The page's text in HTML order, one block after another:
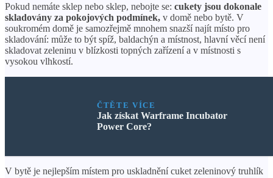
Pokud nemáte sklep nebo sklep, nebojte se: cukety jsou dokonale
skladovány za pokojových podmínek, v domě nebo bytě. V
soukromém domě je samozřejmě mnohem snazší najít místo pro
skladování: může to být spíž, baldachýn a místnost, hlavní věcí není
skladovat zeleninu v blízkosti topných zařízení a v místnosti s
vysokou vlhkostí.
ČTĚTE VÍCE
Jak získat Warframe Incubator
Power Core?
V bytě je nejlepším místem pro uskladnění cuket zeleninový truhlík